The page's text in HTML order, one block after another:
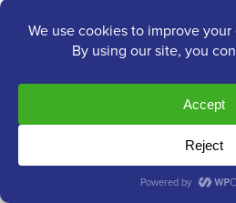
Acum puteți ajusta setările
puteți schimba culorile utilizate
textul paragrafelor, linkurile și
SeedProd va aplica automat